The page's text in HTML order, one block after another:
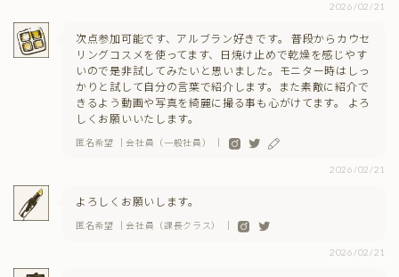
2026/02/21
次点参加可能です、アルブラン好きです。 普段からカウセ
リングコスメを使ってます、日焼け止めで乾燥を感じやす
いので是非試してみたいと思いました。モニター時はしっ
かりと試して自分の言葉で紹介します。また素敵に紹介で
きるよう動画や写真を綺麗に撮る事も心がけてます。 よろ
しくお願いいたします。
匿名希望 ｜会社員（一般社員） ｜
2026/02/21
よろしくお願いします。
匿名希望 ｜会社員（課長クラス） ｜
2026/02/21